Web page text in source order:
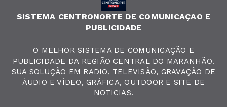
SISTEMA CENTRONORTE DE COMUNICAÇAO E
PUBLICIDADE
O MELHOR SISTEMA DE COMUNICAÇÃO E
PUBLICIDADE DA REGIÃO CENTRAL DO MARANHÃO.
SUA SOLUÇÃO EM RADIO, TELEVISÃO, GRAVAÇÃO DE
ÁUDIO E VÍDEO, GRÁFICA, OUTDOOR E SITE DE
NOTICIAS.